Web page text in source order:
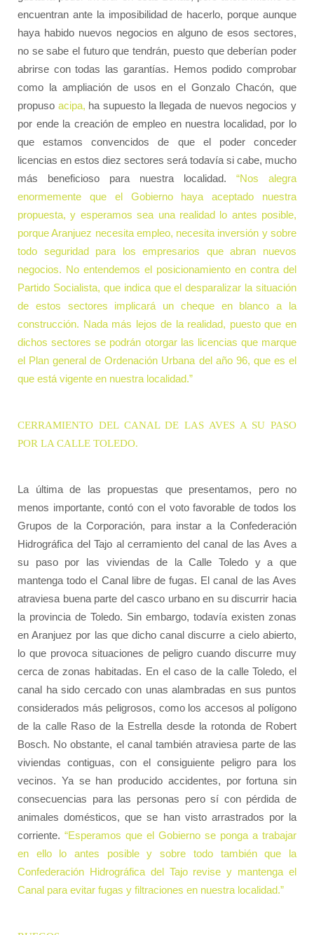
encuentran ante la imposibilidad de hacerlo, porque aunque
haya habido nuevos negocios en alguno de esos sectores,
no se sabe el futuro que tendrán, puesto que deberían poder
abrirse con todas las garantías. Hemos podido comprobar
como la ampliación de usos en el Gonzalo Chacón, que
propuso acipa, ha supuesto la llegada de nuevos negocios y
por ende la creación de empleo en nuestra localidad, por lo
que estamos convencidos de que el poder conceder
licencias en estos diez sectores será todavía si cabe, mucho
más beneficioso para nuestra localidad. “Nos alegra
enormemente que el Gobierno haya aceptado nuestra
propuesta, y esperamos sea una realidad lo antes posible,
porque Aranjuez necesita empleo, necesita inversión y sobre
todo seguridad para los empresarios que abran nuevos
negocios. No entendemos el posicionamiento en contra del
Partido Socialista, que indica que el desparalizar la situación
de estos sectores implicará un cheque en blanco a la
construcción. Nada más lejos de la realidad, puesto que en
dichos sectores se podrán otorgar las licencias que marque
el Plan general de Ordenación Urbana del año 96, que es el
que está vigente en nuestra localidad.”
CERRAMIENTO DEL CANAL DE LAS AVES A SU PASO
POR LA CALLE TOLEDO.
La última de las propuestas que presentamos, pero no
menos importante, contó con el voto favorable de todos los
Grupos de la Corporación, para instar a la Confederación
Hidrográfica del Tajo al cerramiento del canal de las Aves a
su paso por las viviendas de la Calle Toledo y a que
mantenga todo el Canal libre de fugas. El canal de las Aves
atraviesa buena parte del casco urbano en su discurrir hacia
la provincia de Toledo. Sin embargo, todavía existen zonas
en Aranjuez por las que dicho canal discurre a cielo abierto,
lo que provoca situaciones de peligro cuando discurre muy
cerca de zonas habitadas. En el caso de la calle Toledo, el
canal ha sido cercado con unas alambradas en sus puntos
considerados más peligrosos, como los accesos al polígono
de la calle Raso de la Estrella desde la rotonda de Robert
Bosch. No obstante, el canal también atraviesa parte de las
viviendas contiguas, con el consiguiente peligro para los
vecinos. Ya se han producido accidentes, por fortuna sin
consecuencias para las personas pero sí con pérdida de
animales domésticos, que se han visto arrastrados por la
corriente. “Esperamos que el Gobierno se ponga a trabajar
en ello lo antes posible y sobre todo también que la
Confederación Hidrográfica del Tajo revise y mantenga el
Canal para evitar fugas y filtraciones en nuestra localidad.”